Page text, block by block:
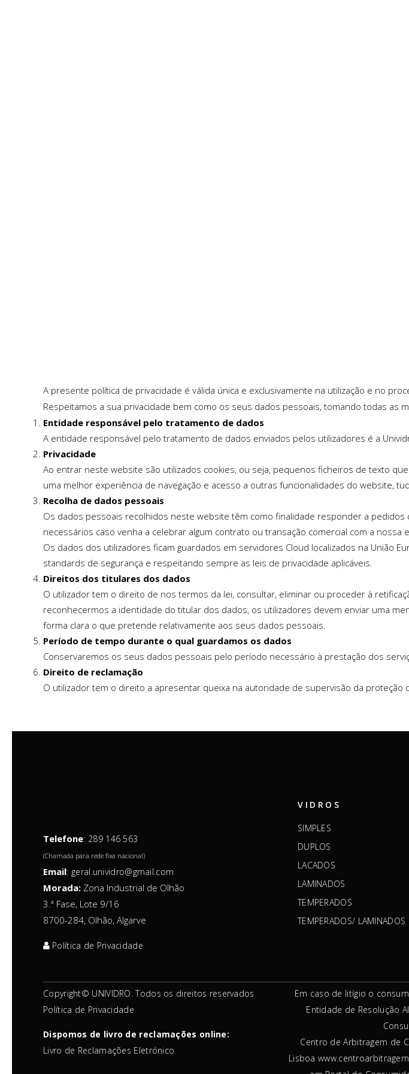
A presente política de privacidade é válida única e exclusivamente na utilização e no
Respeitamos a sua privacidade bem como os seus dados pessoais, tomando todas as
Entidade responsável pelo tratamento de dados
A entidade responsável pelo tratamento de dados enviados pelos utilizadores é a
Privacidade
Ao entrar neste website são utilizados cookies, ou seja, pequenos ficheiros de texto
uma melhor experiência de navegação e acesso a outras funcionalidades do website,
Recolha de dados pessoais
Os dados pessoais recolhidos neste website têm como finalidade responder a
necessários caso venha a celebrar algum contrato ou transação comercial com a
Os dados dos utilizadores ficam guardados em servidores Cloud localizados na União
standards de segurança e respeitando sempre as leis de privacidade aplicáveis.
Direitos dos titulares dos dados
O utilizador tem o direito de nos termos da lei, consultar, eliminar ou proceder à
reconhecermos a identidade do titular dos dados, os utilizadores devem enviar uma
forma clara o que pretende relativamente aos seus dados pessoais.
Período de tempo durante o qual guardamos os dados
Conservaremos os seus dados pessoais pelo período necessário à prestação dos
Direito de reclamação
O utilizador tem o direito a apresentar queixa na autoridade de supervisão da proteção
Telefone: 289 146 563
(Chamada para rede fixa nacional)
Email: geral.unividro@gmail.com
Morada: Zona Industrial de Olhão
3.ª Fase, Lote 9/16
8700-284, Olhão, Algarve
Política de Privacidade
VIDROS
SIMPLES
DUPLOS
LACADOS
LAMINADOS
TEMPERADOS
TEMPERADOS/ LAMINADOS
Copyright© UNIVIDRO. Todos os direitos reservados
Política de Privacidade
Dispomos de livro de reclamações online:
Livro de Reclamações Eletrónico
Em caso de litígio o
Entidade de Resolução
Centro de Arbitragem de
Lisboa